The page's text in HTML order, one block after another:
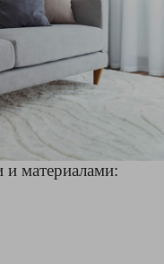
материалами: